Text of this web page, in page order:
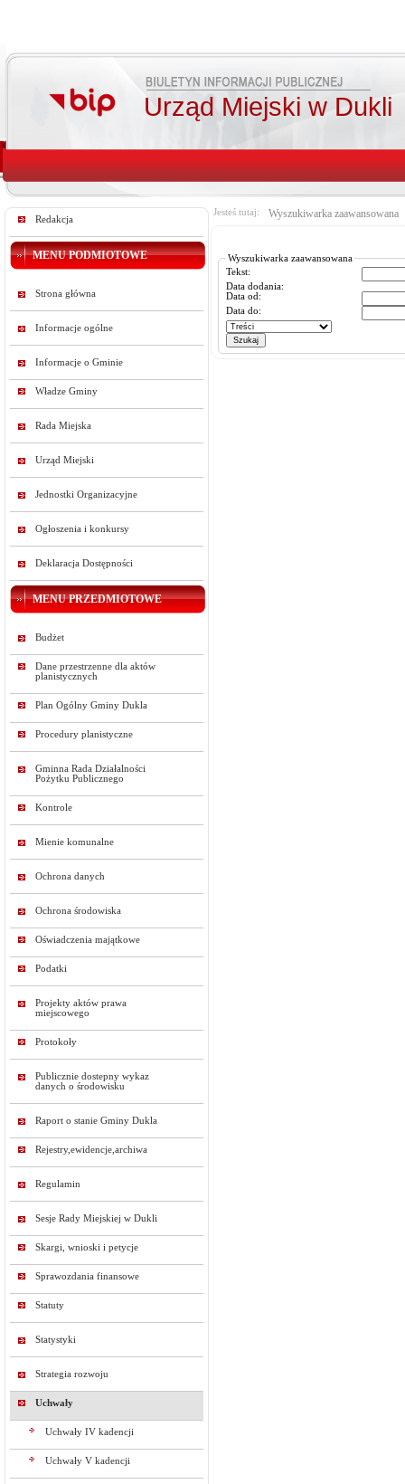
Urząd Miejski w Dukli
Redakcja
MENU PODMIOTOWE
Strona główna
Informacje ogólne
Informacje o Gminie
Władze Gminy
Rada Miejska
Urząd Miejski
Jednostki Organizacyjne
Ogłoszenia i konkursy
Deklaracja Dostępności
MENU PRZEDMIOTOWE
Budżet
Dane przestrzenne dla aktów
planistycznych
Plan Ogólny Gminy Dukla
Procedury planistyczne
Gminna Rada Działalności
Pożytku Publicznego
Kontrole
Mienie komunalne
Ochrona danych
Ochrona środowiska
Oświadczenia majątkowe
Podatki
Projekty aktów prawa
miejscowego
Protokoły
Publicznie dostepny wykaz
danych o środowisku
Raport o stanie Gminy Dukla
Rejestry,ewidencje,archiwa
Regulamin
Sesje Rady Miejskiej w Dukli
Skargi, wnioski i petycje
Sprawozdania finansowe
Statuty
Statystyki
Strategia rozwoju
Uchwały
Uchwały IV kadencji
Uchwały V kadencji
Jesteś tutaj: Wyszukiwarka zaawansowana
Wyszukiwarka zaawansowana
Tekst:
Data dodania:
Data od:
Data do: